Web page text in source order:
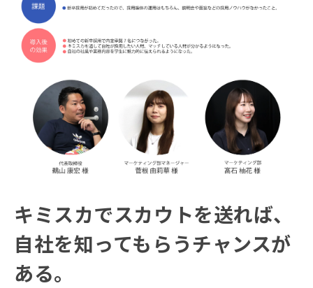
キミスカでスカウトを送れば、
自社を知ってもらうチャンスが
ある。